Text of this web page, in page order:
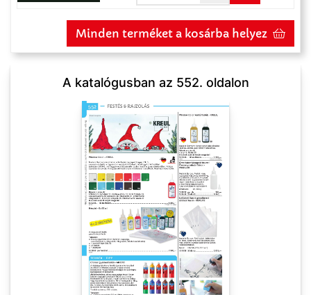
Minden terméket a kosárba helyez
A katalógusban az 552. oldalon